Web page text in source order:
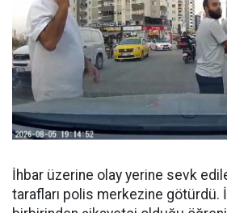
İhbar üzerine olay yerine sevk
tarafları polis merkezine götürdü.